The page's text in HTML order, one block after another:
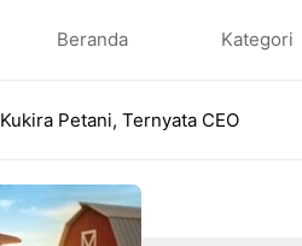
Beranda Kategori
Kukira Petani, Ternyata CEO